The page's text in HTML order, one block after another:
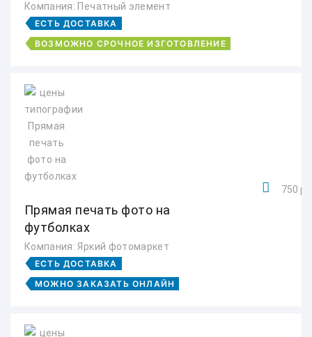
Компания: Печатный элемент
ЕСТЬ ДОСТАВКА
ВОЗМОЖНО СРОЧНОЕ ИЗГОТОВЛЕНИЕ
Прямая печать фото на
футболках
Компания: Яркий фотомаркет
ЕСТЬ ДОСТАВКА
МОЖНО ЗАКАЗАТЬ ОНЛАЙН
750